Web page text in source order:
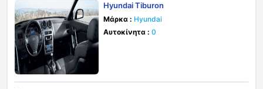
Hyundai Tiburon
Μάρκα : Hyundai
Αυτοκίνητα : 0